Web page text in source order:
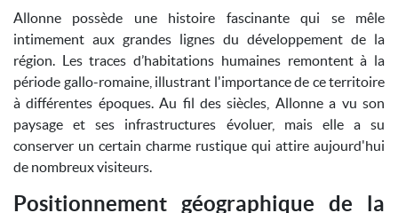
Allonne possède une histoire fascinante qui se mêle
intimement aux grandes lignes du développement de la
région. Les traces d’habitations humaines remontent à la
période gallo-romaine, illustrant l'importance de ce territoire
à différentes époques. Au fil des siècles, Allonne a vu son
paysage et ses infrastructures évoluer, mais elle a su
conserver un certain charme rustique qui attire aujourd'hui
de nombreux visiteurs.
Positionnement géographique de la